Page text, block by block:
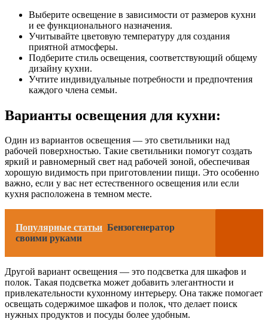
Выберите освещение в зависимости от размеров кухни
и ее функционального назначения.
Учитывайте цветовую температуру для создания
приятной атмосферы.
Подберите стиль освещения, соответствующий общему
дизайну кухни.
Учтите индивидуальные потребности и предпочтения
каждого члена семьи.
Варианты освещения для кухни:
Один из вариантов освещения — это светильники над
рабочей поверхностью. Такие светильники помогут создать
яркий и равномерный свет над рабочей зоной, обеспечивая
хорошую видимость при приготовлении пищи. Это особенно
важно, если у вас нет естественного освещения или если
кухня расположена в темном месте.
Популярные статьи Бензогенератор
своими руками
Другой вариант освещения — это подсветка для шкафов и
полок. Такая подсветка может добавить элегантности и
привлекательности кухонному интерьеру. Она также помогает
освещать содержимое шкафов и полок, что делает поиск
нужных продуктов и посуды более удобным.